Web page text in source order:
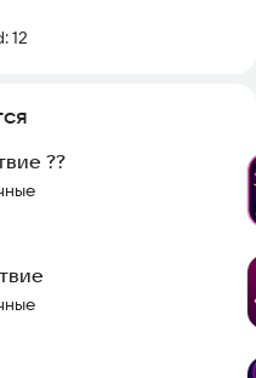
без цензуры.
захватывающими
действие» для пар прямо
приложение и
12
??